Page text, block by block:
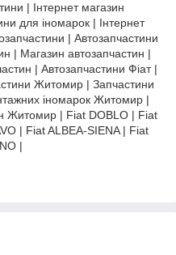
| Інтернет магазин
для іномарок | Інтернет
| Автозапчастини
| Магазин автозапчастин |
| Автозапчастини Фіат |
Житомир | Запчастини
іномарок Житомир |
Житомир | Fiat DOBLO | Fiat
| Fiat ALBEA-SIENA | Fiat
|